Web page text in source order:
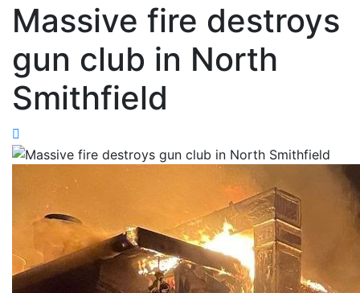
Massive fire destroys
gun club in North
Smithfield